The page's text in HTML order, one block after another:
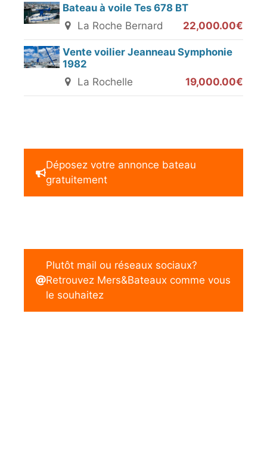
Bateau à voile Tes 678 BT
La Roche Bernard
22,000.00€
Vente voilier Jeanneau Symphonie
1982
La Rochelle
19,000.00€
Déposez votre annonce bateau
gratuitement
Plutôt mail ou réseaux sociaux?
Retrouvez Mers&Bateaux comme vous
le souhaitez